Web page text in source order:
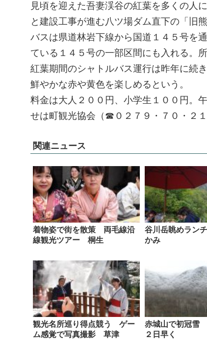
見頃を迎えた吾妻渓谷の紅葉を多くの人
と建設工事が進む八ツ場ダム直下の「旧
バスは県道林岩下線から国道１４５号を
ている１４５号の一部区間にも入れる。
紅葉期間のシャトルバス運行は昨年に続
鮮やかな赤や黄色を楽しめるという。
料金は大人２００円、小学生１００円。
せは町観光協会（☎０２７９・７０・２１
関連ニュース
着物姿で街を散策 両毛線沿
線観光ツアー 桐生
谷川岳眺めラン
かみ
観光名所巡り得点競う ゲー
ム感覚で写真撮影 草津
赤城山で初冠雪
２日早く